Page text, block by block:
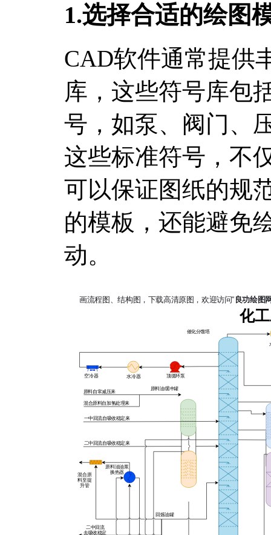
1.选择合适的绘图
CAD软件通常提供
库，这些符号库包
号，如泵、阀门、
这些标准符号，不
可以保证图纸的规
的模板，还能避免
动。